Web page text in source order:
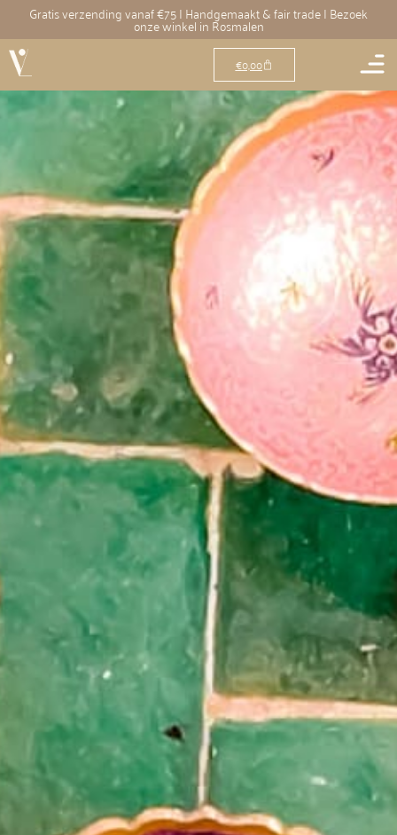
Gratis verzending vanaf €75 | Handgemaakt & fair trade | Bezoek
onze winkel in Rosmalen
€0,00